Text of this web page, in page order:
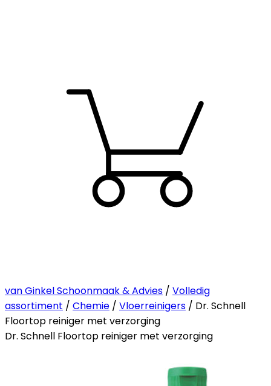
van Ginkel Schoonmaak & Advies / Volledig
assortiment / Chemie / Vloerreinigers / Dr. Schnell
Floortop reiniger met verzorging
Dr. Schnell Floortop reiniger met verzorging